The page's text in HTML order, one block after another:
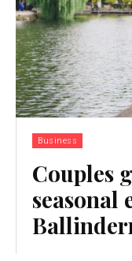
Business
Couples
seasonal